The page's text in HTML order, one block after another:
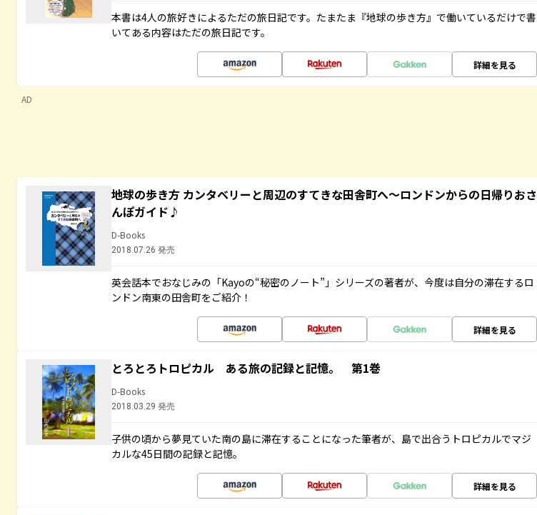
本書は4人の旅好きによるただの旅日記です。たまたま『地球の歩き方』で働いているだけで書
いてある内容はただの旅日記です。
詳細を見る
AD
地球の歩き方 カンタベリーと周辺のすてきな田舎町へ～ロンドンからの日帰りおさ
んぽガイド♪
D-Books
2018.07.26 発売
英会話本でおなじみの「Kayoの“秘密のノート”」シリーズの著者が、今度は自分の滞在するロ
ンドン南東の田舎町をご紹介！
詳細を見る
とろとろトロピカル ある旅の記録と記憶。 第1巻
D-Books
2018.03.29 発売
子供の頃から夢見ていた南の島に滞在することになった筆者が、島で出合うトロピカルでマジ
カルな45日間の記録と記憶。
詳細を見る